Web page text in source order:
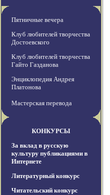
Пятничные вечера
Клуб любителей творчества
Достоевского
Клуб любителей творчества
Гайто Газданова
Энциклопедия Андрея
Платонова
Мастерская перевода
КОНКУРСЫ
За вклад в русскую
культуру публикациями в
Интернете
Литературный конкурс
Читательский конкурс